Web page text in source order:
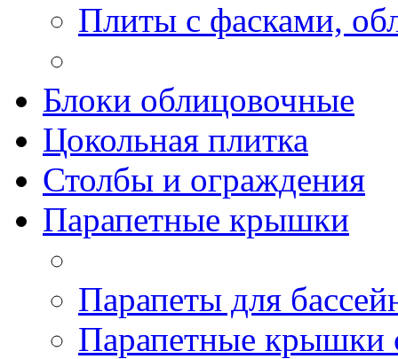
Плиты с фасками,
Блоки облицовочные
Цокольная плитка
Столбы и ограждения
Парапетные крышки
Парапеты для
Парапетные крышки